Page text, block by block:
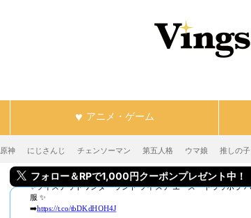
アニメ・ゲーム
原神 にじさんじ チェンソーマン 第五人格 ウマ娘 推しの子
フォロー＆RPで1,000円クーポンプレゼント中！